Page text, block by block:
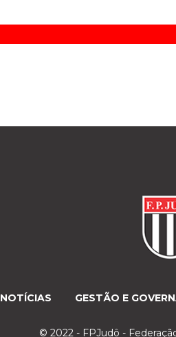
NOTÍCIAS GESTÃO E
© 2022 - FPJudô -